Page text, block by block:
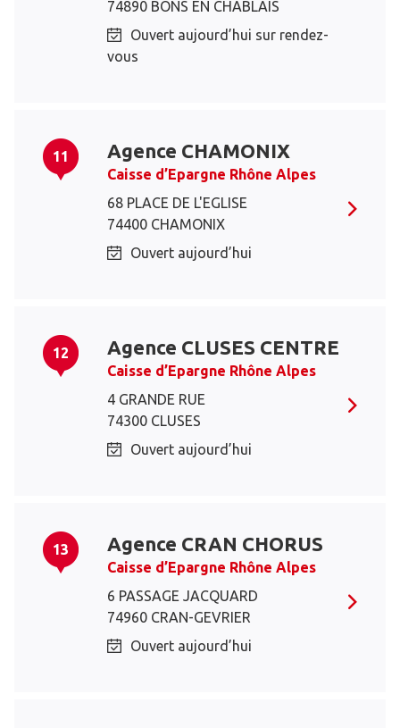
74890 BONS EN CHABLAIS
Ouvert aujourd’hui sur rendez-
vous
11 Agence CHAMONIX
Caisse d’Epargne Rhône Alpes
68 PLACE DE L'EGLISE
74400 CHAMONIX
Ouvert aujourd’hui
12 Agence CLUSES CENTRE
Caisse d’Epargne Rhône Alpes
4 GRANDE RUE
74300 CLUSES
Ouvert aujourd’hui
13 Agence CRAN CHORUS
Caisse d’Epargne Rhône Alpes
6 PASSAGE JACQUARD
74960 CRAN-GEVRIER
Ouvert aujourd’hui